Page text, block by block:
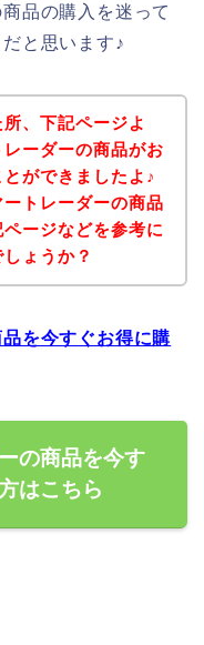
品の購入を迷って
と思います♪
、下記ページよ
ーダーの商品がお
ができましたよ♪
トレーダーの商品
ージなどを参考に
ょうか？
を今すぐお得に購
の商品を今す
はこちら